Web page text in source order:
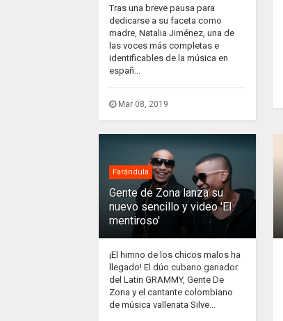
Tras una breve pausa para
dedicarse a su faceta como
madre, Natalia Jiménez, una de
las voces más completas e
identificables de la música en
españ...
Mar 08, 2019
Farándula
Gente de Zona lanza su
nuevo sencillo y video 'El
mentiroso'
¡El himno de los chicos malos ha
llegado! El dúo cubano ganador
del Latin GRAMMY, Gente De
Zona y el cantante colombiano
de música vallenata Silve...